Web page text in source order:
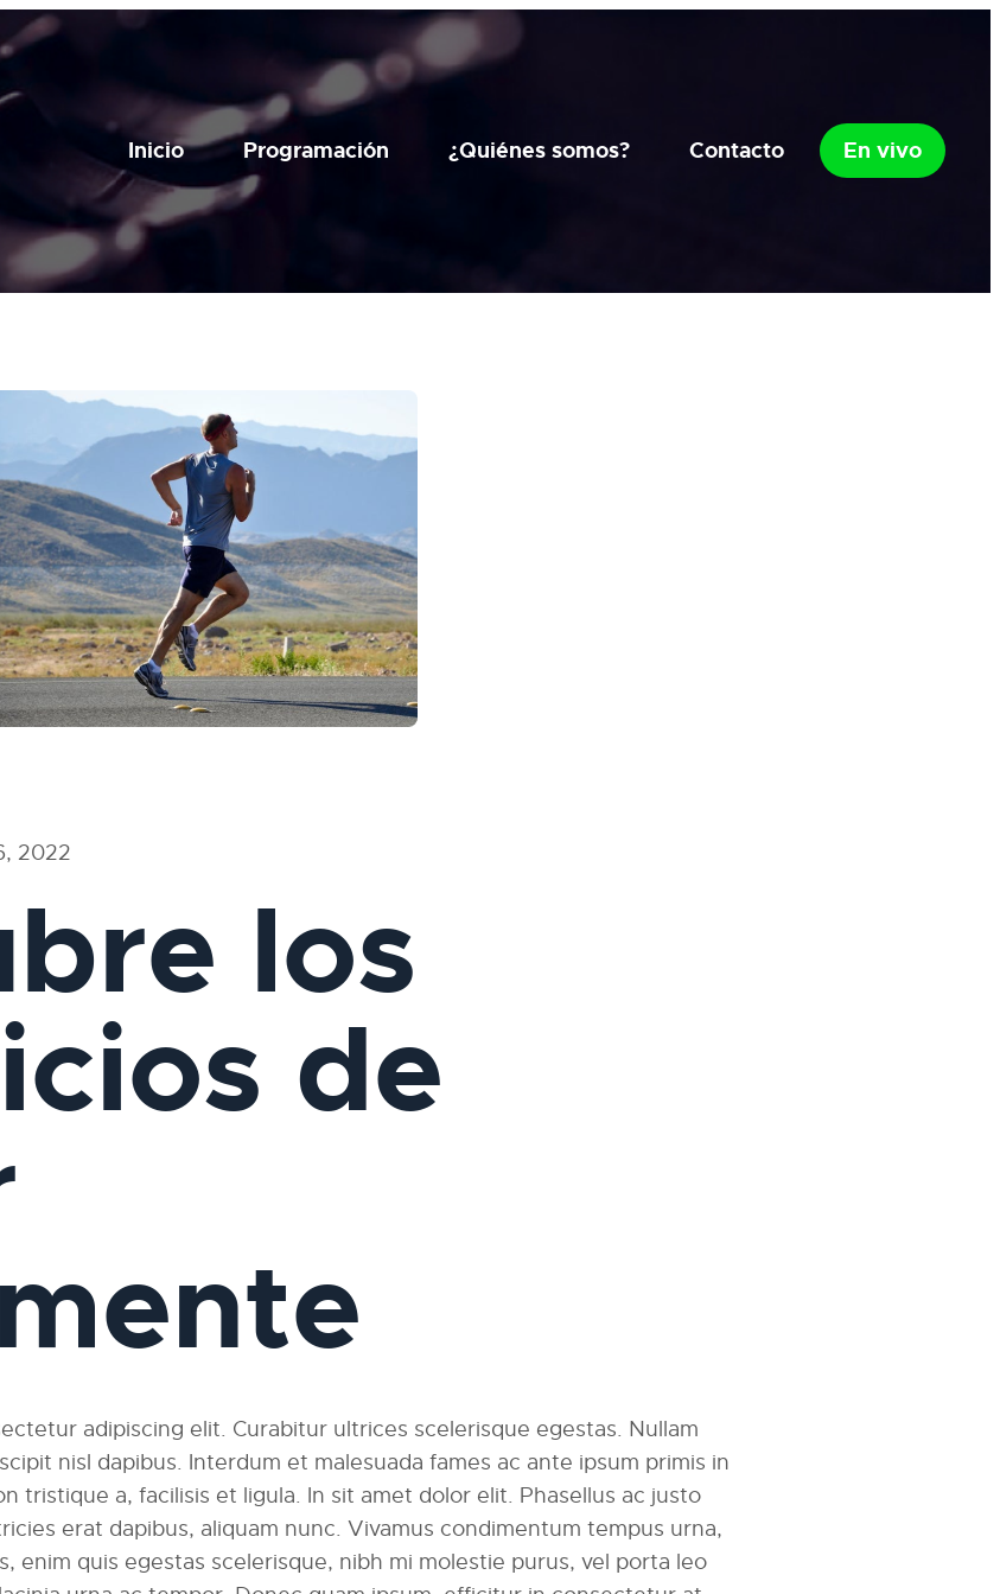
Inicio Programación ¿Quiénes somos? Contacto En vivo
2022
los
de
adipiscing elit. Curabitur ultrices scelerisque egestas. Nullam
nisl dapibus. Interdum et malesuada fames ac ante ipsum primis in
tristique a, facilisis et ligula. In sit amet dolor elit. Phasellus ac justo
erat dapibus, aliquam nunc. Vivamus condimentum tempus urna,
enim quis egestas scelerisque, nibh mi molestie purus, vel porta leo